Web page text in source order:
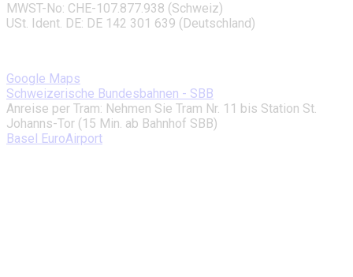
MWST-No: CHE-107.877.938 (Schweiz)
USt. Ident. DE: DE 142 301 639 (Deutschland)
Google Maps
Schweizerische Bundesbahnen - SBB
Anreise per Tram: Nehmen Sie Tram Nr. 11 bis Station St.
Johanns-Tor (15 Min. ab Bahnhof SBB)
Basel EuroAirport